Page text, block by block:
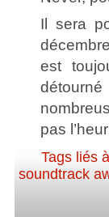
Il sera
est
pas
Tags liés
soundtrack